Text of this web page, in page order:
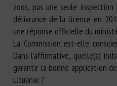
zoos, pas une seule
délivrance de la licence en
une réponse officielle du
La Commission est-elle
Dans l’affirmative, quelle(s)
garantir la bonne application
Lituanie ?